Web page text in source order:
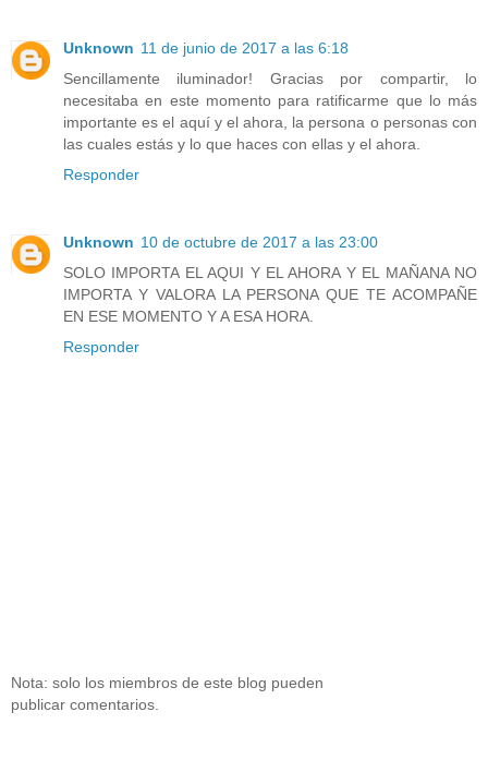
Unknown 11 de junio de 2017 a las 6:18
Sencillamente iluminador! Gracias por compartir, lo
necesitaba en este momento para ratificarme que lo más
importante es el aquí y el ahora, la persona o personas con
las cuales estás y lo que haces con ellas y el ahora.
Responder
Unknown 10 de octubre de 2017 a las 23:00
SOLO IMPORTA EL AQUI Y EL AHORA Y EL MAÑANA NO
IMPORTA Y VALORA LA PERSONA QUE TE ACOMPAÑE
EN ESE MOMENTO Y A ESA HORA.
Responder
Nota: solo los miembros de este blog pueden
publicar comentarios.